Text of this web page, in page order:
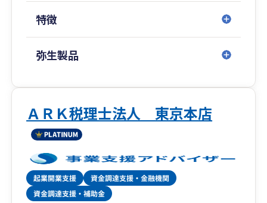
ですが、
代表が税理士・公認会計士であることから
スタートアップ期、IPO期、上場後までと
す。
一人社長の会社から大企業まで幅広く、
また、さまざまな業種にも対応いたします。
業界でもトップクラスの知識と経験のあるスタッ
フが御社の担当として付き、
貴社にご負担をかけずにサポートいたします。
特徴
弥生製品
ＡＲＫ税理士法人 東京本店